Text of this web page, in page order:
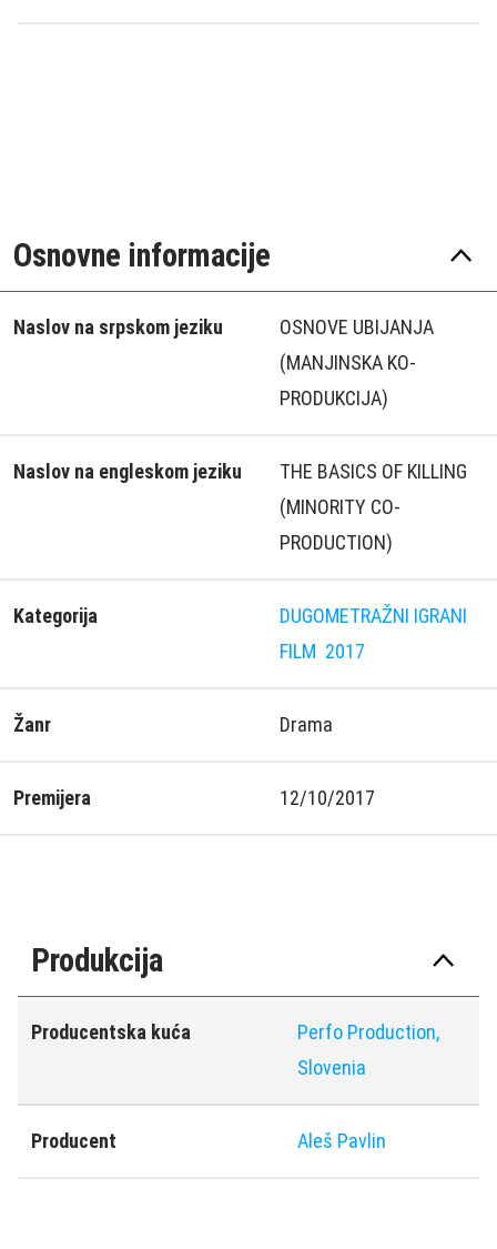
Osnovne informacije
Naslov na srpskom jeziku
OSNOVE UBIJANJA
(MANJINSKA KO-
PRODUKCIJA)
Naslov na engleskom jeziku
THE BASICS OF KILLING
(MINORITY CO-
PRODUCTION)
Kategorija
DUGOMETRAŽNI IGRANI
FILM 2017
Žanr Drama
Premijera 12/10/2017
Produkcija
Producentska kuća
Perfo Production,
Slovenia
Producent Aleš Pavlin